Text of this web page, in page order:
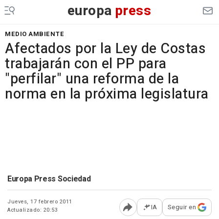
europa press
MEDIO AMBIENTE
Afectados por la Ley de Costas
trabajarán con el PP para
"perfilar" una reforma de la
norma en la próxima legislatura
Europa Press Sociedad
Jueves, 17 febrero 2011
Actualizado: 20:53
Abrir opciones para
IA Seguir en